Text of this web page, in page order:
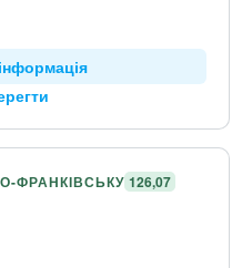
ФРАНКІВСЬКУ 126,07